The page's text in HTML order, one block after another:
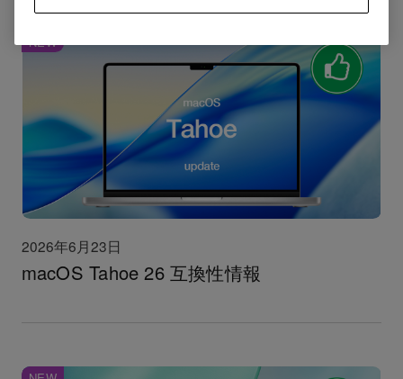
NEW
2026年6月23日
macOS Tahoe 26 互換性情報